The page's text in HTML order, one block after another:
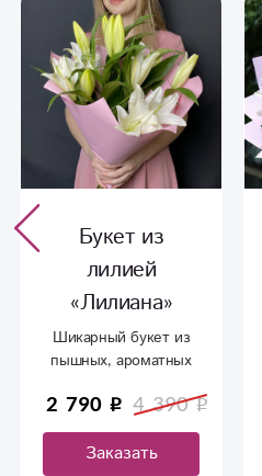
Букет из
лилией
«Лилиана»
Шикарный букет из
пышных, ароматных
2 790 4 390
Заказать